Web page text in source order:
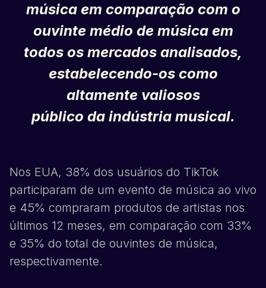
música em comparação com o
ouvinte médio de música em
todos os mercados analisados,
estabelecendo-os como
altamente valiosos
público da indústria musical.
Nos EUA, 38% dos usuários do TikTok
participaram de um evento de música ao vivo
e 45% compraram produtos de artistas nos
últimos 12 meses, em comparação com 33%
e 35% do total de ouvintes de música,
respectivamente.